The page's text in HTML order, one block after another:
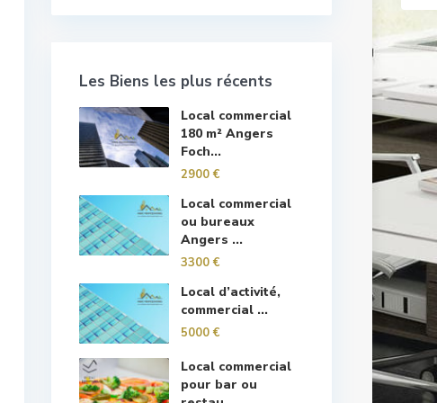
Les Biens les plus récents
Local commercial
180 m² Angers
Foch...
2900 €
Local commercial
ou bureaux
Angers ...
3300 €
Local d’activité,
commercial ...
5000 €
Local commercial
pour bar ou